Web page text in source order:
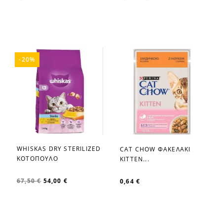
favorite_border
WHISKAS DRY STERILIZED
ΚΟΤΟΠΟΥΛΟ
67,50 € 54,00 €
-20%
favorite_border
CAT CHOW ΦΑΚΕΛΑΚΙ
KITTEN...
0,64 €